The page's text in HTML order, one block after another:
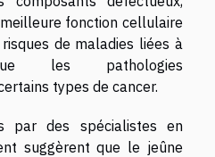
fonction cellulaire
de maladies liées à
les pathologies
types de cancer.
par des spécialistes en
suggèrent que le jeûne